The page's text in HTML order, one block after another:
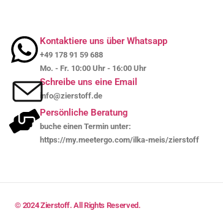
Kontaktiere uns über Whatsapp
+49 178 91 59 688
Mo. - Fr. 10:00 Uhr - 16:00 Uhr
Schreibe uns eine Email
info@zierstoff.de
Persönliche Beratung
buche einen Termin unter:
https://my.meetergo.com/ilka-meis/zierstoff
© 2024 Zierstoff. All Rights Reserved.